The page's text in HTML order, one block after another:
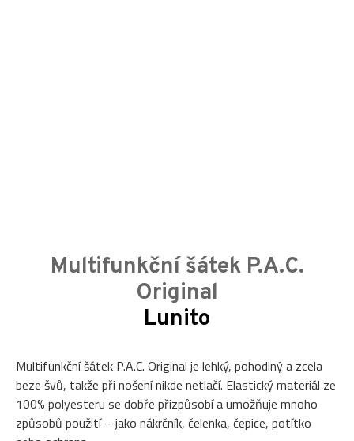
Multifunkční šátek P.A.C.
Original
Lunito
Multifunkční šátek P.A.C. Original je lehký, pohodlný a zcela
beze švů, takže při nošení nikde netlačí. Elastický materiál ze
100% polyesteru se dobře přizpůsobí a umožňuje mnoho
způsobů použití – jako nákrčník, čelenka, čepice, potítko